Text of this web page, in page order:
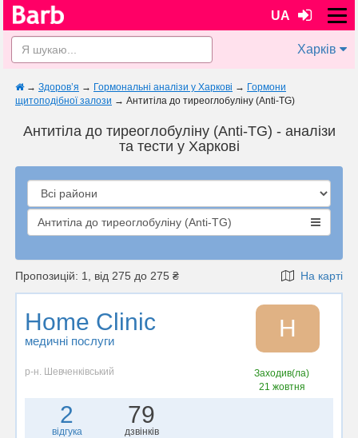
UA
Харків
→ Здоров’я → Гормональні аналізи у Харкові → Гормони
щитоподібної залози → Антитіла до тиреоглобуліну (Anti-TG)
Антитіла до тиреоглобуліну (Anti-TG) - аналізи
та тести у Харкові
Антитіла до тиреоглобуліну (Anti-TG)
Пропозицій: 1, від 275 до 275 ₴ На карті
Home Clinic
медичні послуги H
р-н. Шевченківський
Заходив(ла)
21 жовтня
2
відгука
79
дзвінків